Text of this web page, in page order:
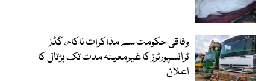
وفاقی حکومت سے مذاکرات ناکام، گڈز
ٹرانسپورٹرز کا غیرمعینہ مدت تک ہڑتال کا
اعلان